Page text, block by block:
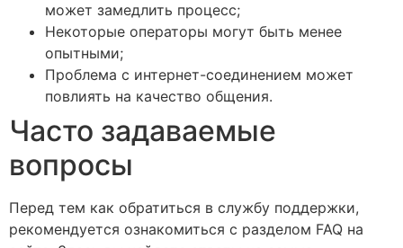
может замедлить процесс;
Некоторые операторы могут быть менее
опытными;
Проблема с интернет-соединением может
повлиять на качество общения.
Часто задаваемые
вопросы
Перед тем как обратиться в службу поддержки,
рекомендуется ознакомиться с разделом FAQ на